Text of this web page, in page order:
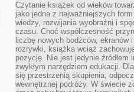
Czytanie książek od wieków
jako jedna z najważniejszych
wiedzy, rozwijania wyobraźni i
czasu. Choć współczesność
liczbę nowych bodźców, ekranów
rozrywki, książka wciąż
pozycję. Nie jest jedynie źródłem
zwykłym narzędziem edukacji.
się przestrzenią skupienia,
wewnętrznej podróży. W świecie